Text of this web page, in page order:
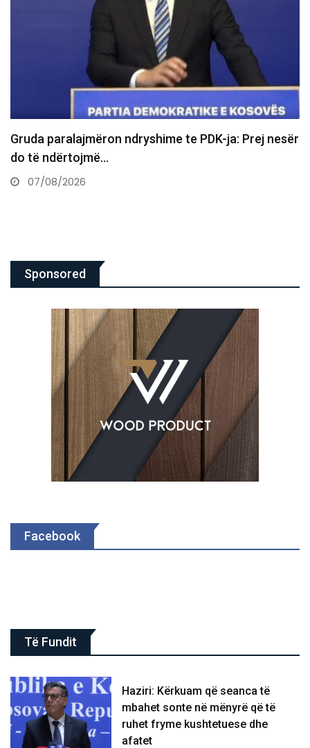
Gruda paralajmëron ndryshime te PDK-ja: Prej nesër
do të ndërtojmë…
07/08/2026
Sponsored
Facebook
Të Fundit
Haziri: Kërkuam që seanca të
mbahet sonte në mënyrë që të
ruhet fryme kushtetuese dhe
afatet